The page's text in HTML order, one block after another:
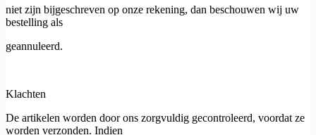
niet zijn bijgeschreven op onze rekening, dan beschouwen wij uw
bestelling als
geannuleerd.
Klachten
De artikelen worden door ons zorgvuldig gecontroleerd, voordat ze
worden verzonden. Indien